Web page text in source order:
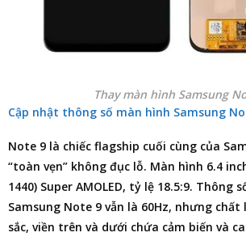
Thay màn hình Samsung
Cập nhật thông số màn hình Samsung
Note 9 là chiếc flagship cuối cùng của
“toàn vẹn” không đục lỗ. Màn hình 6.4
1440) Super AMOLED, tỷ lệ 18.5:9. Thông
Samsung Note 9 vẫn là 60Hz, nhưng
sắc, viền trên và dưới chứa cảm biến và